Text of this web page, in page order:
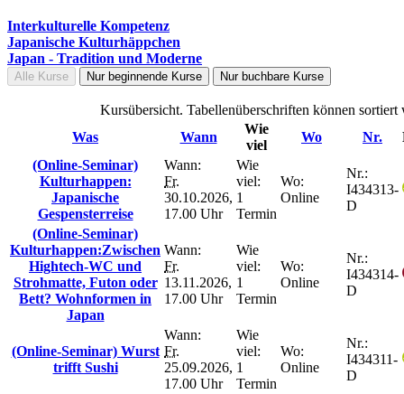
Interkulturelle Kompetenz
Japanische Kulturhäppchen
Japan - Tradition und Moderne
Alle Kurse Nur beginnende Kurse Nur buchbare Kurse
Kursübersicht. Tabellenüberschriften können sortiert
Was
Wann
Wie
viel
Wo Nr.
(Online-Seminar)
Kulturhappen:
Japanische
Gespensterreise
Wann:
Fr.
30.10.2026,
17.00 Uhr
Wie
viel:
1
Termin
Wo:
Online
Nr.:
I434313-
D
(Online-Seminar)
Kulturhappen:Zwischen
Hightech-WC und
Strohmatte, Futon oder
Bett? Wohnformen in
Japan
Wann:
Fr.
13.11.2026,
17.00 Uhr
Wie
viel:
1
Termin
Wo:
Online
Nr.:
I434314-
D
(Online-Seminar) Wurst
trifft Sushi
Wann:
Fr.
25.09.2026,
17.00 Uhr
Wie
viel:
1
Termin
Wo:
Online
Nr.:
I434311-
D